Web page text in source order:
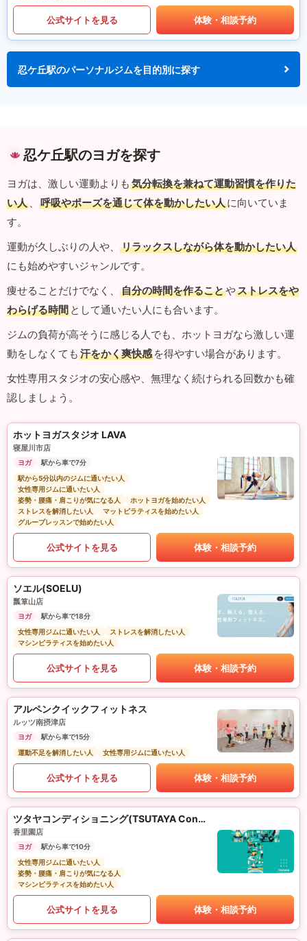
公式サイトを見る 体験・相談予約
忍ケ丘駅のパーソナルジムを目的別に探す
忍ケ丘駅のヨガを探す
ヨガは、激しい運動よりも 気分転換を兼ねて運動習慣を作りた
い人 、 呼吸やポーズを通じて体を動かしたい人に向いていま
す。
運動が久しぶりの人や、
リラックスしながら体を動かしたい人
にも始めやすいジャンルです。
痩せることだけでなく、
自分の時間を作ることやストレスをや
わらげる時間 として通いたい人にも合います。
ジムの負荷が高そうに感じる人でも、ホットヨガなら激しい運
動をしなくても 汗をかく爽快感 を得やすい場合があります。
女性専用スタジオの安心感や、無理なく続けられる回数かも確
認しましょう。
ホットヨガスタジオ LAVA
寝屋川市店
ヨガ
駅から車で7分
駅から5分以内のジムに通いたい人
女性専用ジムに通いたい人
姿勢・腰痛・肩こりが気になる人
ホットヨガを始めたい人
ストレスを解消したい人
マットピラティスを始めたい人
グループレッスンで始めたい人
公式サイトを見る 体験・相談予約
ソエル(SOELU)
瓢箪山店
ヨガ
駅から車で18分
女性専用ジムに通いたい人
ストレスを解消したい人
マシンピラティスを始めたい人
公式サイトを見る 体験・相談予約
アルペンクイックフィットネス
ルッツ南摂津店
ヨガ
駅から車で15分
運動不足を解消したい人
女性専用ジムに通いたい人
公式サイトを見る 体験・相談予約
ツタヤコンディショニング(TSUTAYA Conditioning)PILATES
香里園店
ヨガ
駅から車で10分
女性専用ジムに通いたい人
姿勢・腰痛・肩こりが気になる人
マシンピラティスを始めたい人
公式サイトを見る 体験・相談予約